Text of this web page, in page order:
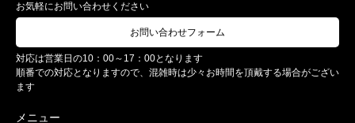
お気軽にお問い合わせください
お問い合わせフォーム
対応は営業日の10：00～17：00となります
順番での対応となりますので、混雑時は少々お時間を頂戴する場合がござい
ます